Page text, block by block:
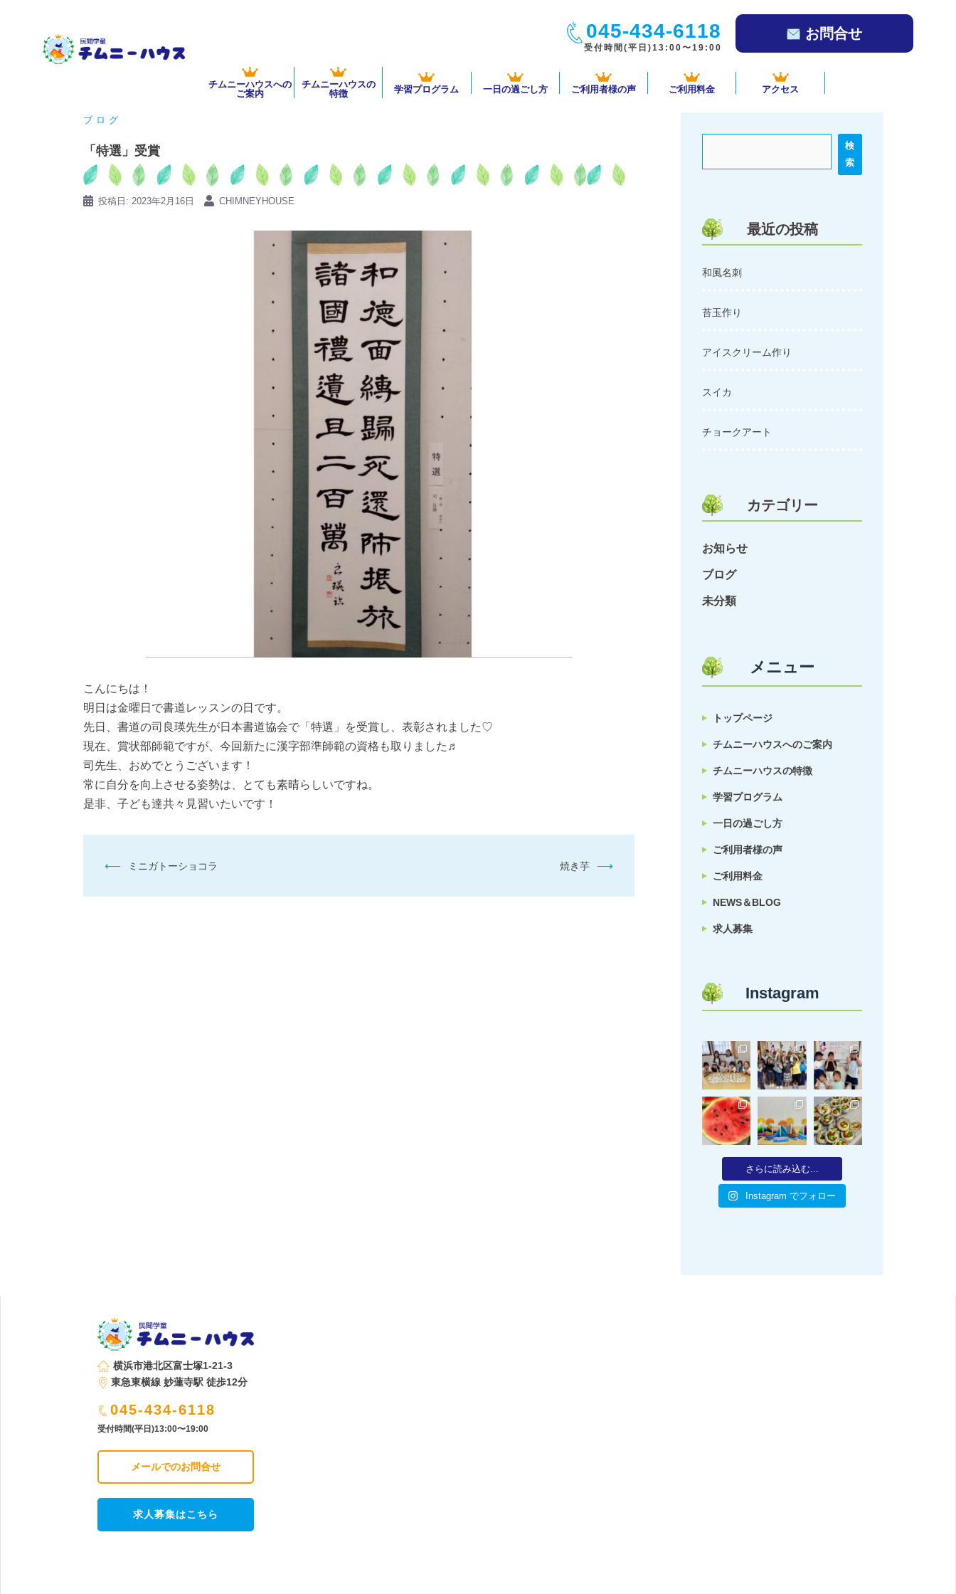
045-434-6118
受付時間(平日)13:00〜19:00
お問合せ
チムニーハウスへの
ご案内
チムニーハウスの
特徴
学習プログラム 一日の過ごし方 ご利用者様の声 ご利用料金 アクセス
ブログ
「特選」受賞
投稿日: 2023年2月16日 CHIMNEYHOUSE
こんにちは！
明日は金曜日で書道レッスンの日です。
先日、書道の司良瑛先生が日本書道協会で「特選」を受賞し、表彰されました♡
現在、賞状部師範ですが、今回新たに漢字部準師範の資格も取りました♬
司先生、おめでとうございます！
常に自分を向上させる姿勢は、とても素晴らしいですね。
是非、子ども達共々見習いたいです！
投
ナ
⟵ ミニガトーショコラ 焼き芋 ⟶
検
索
最近の投稿
和風名刺
苔玉作り
アイスクリーム作り
スイカ
チョークアート
カテゴリー
お知らせ
ブログ
未分類
メニュー
トップページ
チムニーハウスへのご案内
チムニーハウスの特徴
学習プログラム
一日の過ごし方
ご利用者様の声
ご利用料金
NEWS＆BLOG
求人募集
Instagram
さらに読み込む...
Instagram でフォロー
横浜市港北区富士塚1-21-3
東急東横線 妙蓮寺駅 徒歩12分
045-434-6118
受付時間(平日)13:00〜19:00
メールでのお問合せ
求人募集はこちら